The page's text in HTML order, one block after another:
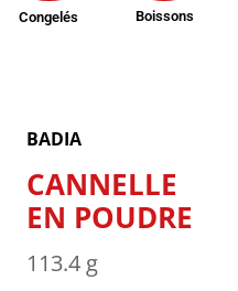
Congelés Boissons
BADIA
CANNELLE
EN POUDRE
113.4 g